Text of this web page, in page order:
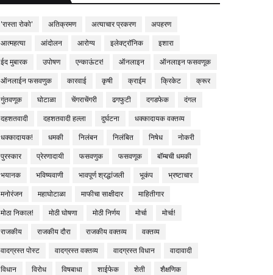
'रास्ता रोको' अतिक्रमण अत्याचार प्रकरण
अपहरण
आत्महत्या
आंदोलन आरोग्य इलेक्ट्रॉनिक
इशारा
ईद मुबारक
उपोषण एन्काऊंटर! ऑनलाइन
ऑनलाइन फसवणूक
ऑनलाईन फसवणुक
कारवाई कृषी क्राईम क्रिकेट
क्रूर
गुंतवणूक
घोटाळा चेंगराचेंगरी ढगफुटी दगडफेक
दंगल
दहशतवादी
दहशतवादी हल्ला दुर्घटना
धक्कादायक वक्तव्य
धक्कादायक!
धमकी निलंबन निलंबित निषेध
नोकरी
पुरस्कार
प्रेरणादायी फसवणुक फसवणूक
बॉम्बची धमकी
भयानक
भविष्यवाणी भावपूर्ण श्रद्धांजली भूकंप
भ्रष्टाचार
मनोरंजन
महाघोटाळा माफीचा साक्षीदार
माहितीगार
मोठा निकाल!
मोठी घोषणा मोठी निर्णय मोर्चा
मोर्चा!
राजकीय
राजकीय दौरा राजकीय वक्तव्य
वक्तव्य
वादग्रस्त पोस्ट
वादग्रस्त वक्तव्य वादग्रस्त विधान
वादावादी
विधान
विरोध विषबाधा शाईफेक शेती
शैक्षणिक